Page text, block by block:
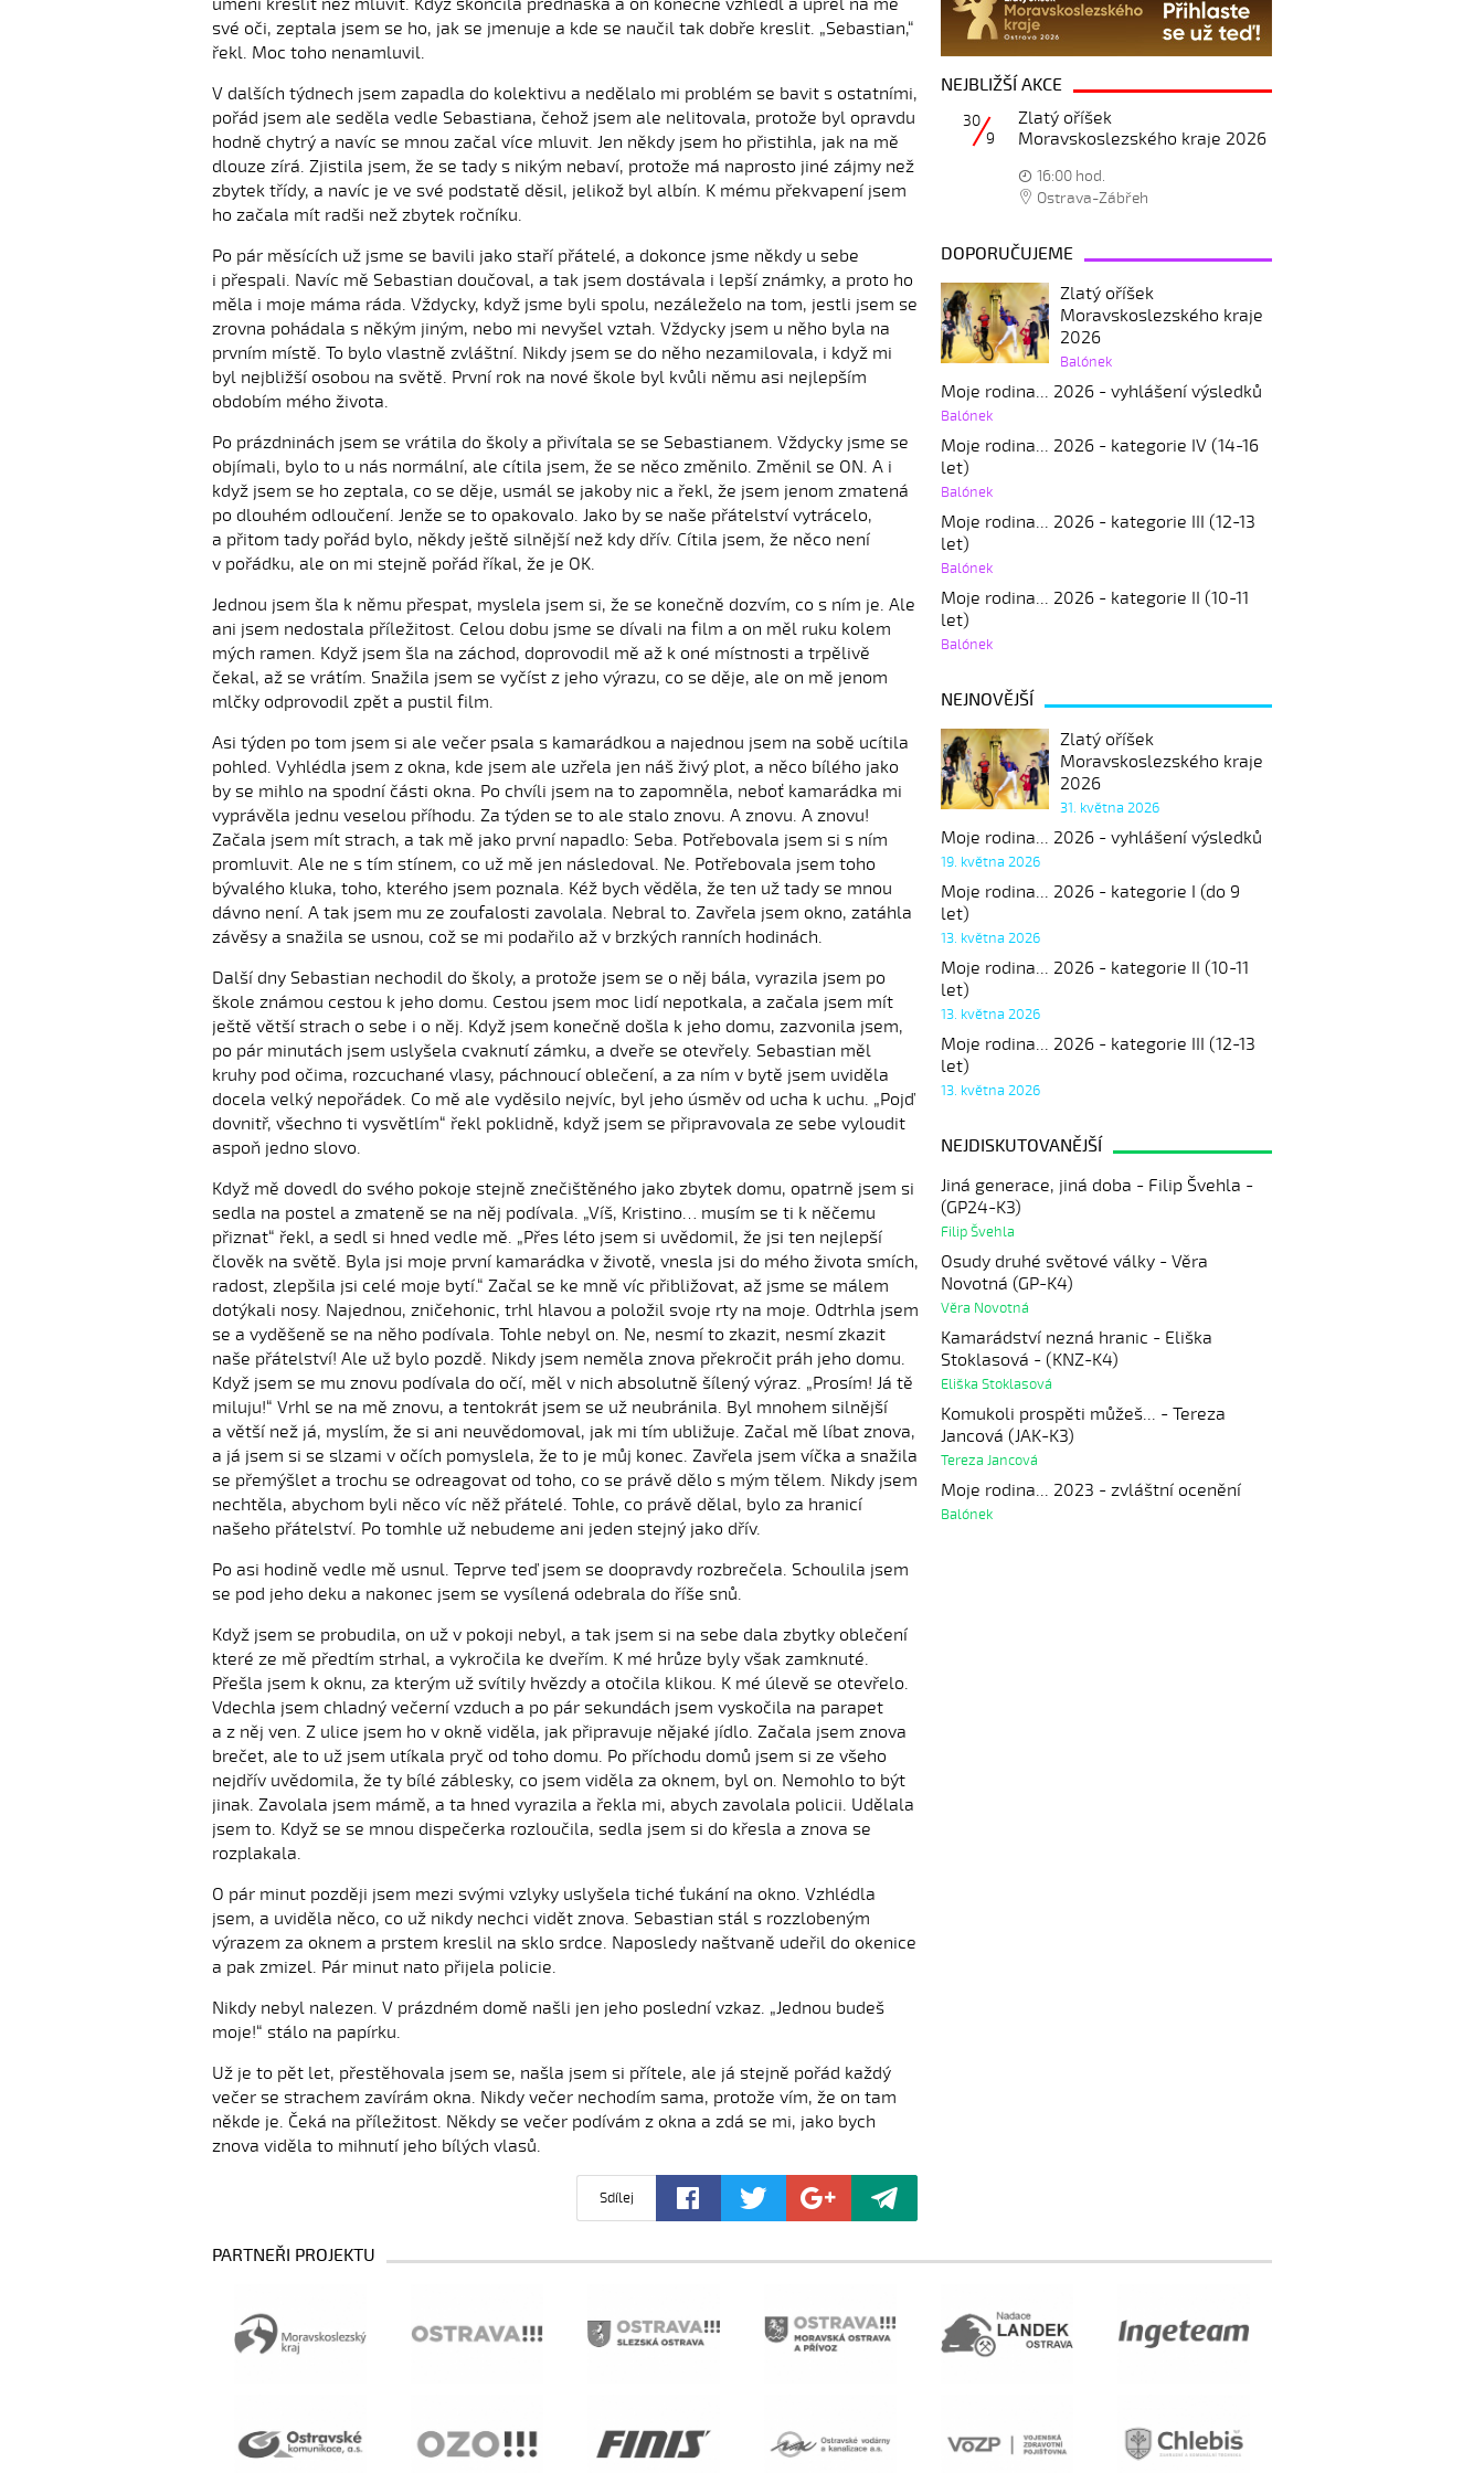
umění kreslit než mluvit. Když skončila přednáška a on konečně vzhlédl a upřel na mě
své oči, zeptala jsem se ho, jak se jmenuje a kde se naučil tak dobře kreslit. „Sebastian,“
řekl. Moc toho nenamluvil.
V dalších týdnech jsem zapadla do kolektivu a nedělalo mi problém se bavit s ostatními,
pořád jsem ale seděla vedle Sebastiana, čehož jsem ale nelitovala, protože byl opravdu
hodně chytrý a navíc se mnou začal více mluvit. Jen někdy jsem ho přistihla, jak na mě
dlouze zírá. Zjistila jsem, že se tady s nikým nebaví, protože má naprosto jiné zájmy než
zbytek třídy, a navíc je ve své podstatě děsil, jelikož byl albín. K mému překvapení jsem
ho začala mít radši než zbytek ročníku.
Po pár měsících už jsme se bavili jako staří přátelé, a dokonce jsme někdy u sebe
i přespali. Navíc mě Sebastian doučoval, a tak jsem dostávala i lepší známky, a proto ho
měla i moje máma ráda. Vždycky, když jsme byli spolu, nezáleželo na tom, jestli jsem se
zrovna pohádala s někým jiným, nebo mi nevyšel vztah. Vždycky jsem u něho byla na
prvním místě. To bylo vlastně zvláštní. Nikdy jsem se do něho nezamilovala, i když mi
byl nejbližší osobou na světě. První rok na nové škole byl kvůli němu asi nejlepším
obdobím mého života.
Po prázdninách jsem se vrátila do školy a přivítala se se Sebastianem. Vždycky jsme se
objímali, bylo to u nás normální, ale cítila jsem, že se něco změnilo. Změnil se ON. A i
když jsem se ho zeptala, co se děje, usmál se jakoby nic a řekl, že jsem jenom zmatená
po dlouhém odloučení. Jenže se to opakovalo. Jako by se naše přátelství vytrácelo,
a přitom tady pořád bylo, někdy ještě silnější než kdy dřív. Cítila jsem, že něco není
v pořádku, ale on mi stejně pořád říkal, že je OK.
Jednou jsem šla k němu přespat, myslela jsem si, že se konečně dozvím, co s ním je. Ale
ani jsem nedostala příležitost. Celou dobu jsme se dívali na film a on měl ruku kolem
mých ramen. Když jsem šla na záchod, doprovodil mě až k oné místnosti a trpělivě
čekal, až se vrátím. Snažila jsem se vyčíst z jeho výrazu, co se děje, ale on mě jenom
mlčky odprovodil zpět a pustil film.
Asi týden po tom jsem si ale večer psala s kamarádkou a najednou jsem na sobě ucítila
pohled. Vyhlédla jsem z okna, kde jsem ale uzřela jen náš živý plot, a něco bílého jako
by se mihlo na spodní části okna. Po chvíli jsem na to zapomněla, neboť kamarádka mi
vyprávěla jednu veselou příhodu. Za týden se to ale stalo znovu. A znovu. A znovu!
Začala jsem mít strach, a tak mě jako první napadlo: Seba. Potřebovala jsem si s ním
promluvit. Ale ne s tím stínem, co už mě jen následoval. Ne. Potřebovala jsem toho
bývalého kluka, toho, kterého jsem poznala. Kéž bych věděla, že ten už tady se mnou
dávno není. A tak jsem mu ze zoufalosti zavolala. Nebral to. Zavřela jsem okno, zatáhla
závěsy a snažila se usnou, což se mi podařilo až v brzkých ranních hodinách.
Další dny Sebastian nechodil do školy, a protože jsem se o něj bála, vyrazila jsem po
škole známou cestou k jeho domu. Cestou jsem moc lidí nepotkala, a začala jsem mít
ještě větší strach o sebe i o něj. Když jsem konečně došla k jeho domu, zazvonila jsem,
po pár minutách jsem uslyšela cvaknutí zámku, a dveře se otevřely. Sebastian měl
kruhy pod očima, rozcuchané vlasy, páchnoucí oblečení, a za ním v bytě jsem uviděla
docela velký nepořádek. Co mě ale vyděsilo nejvíc, byl jeho úsměv od ucha k uchu. „Pojď
dovnitř, všechno ti vysvětlím“ řekl poklidně, když jsem se připravovala ze sebe vyloudit
aspoň jedno slovo.
Když mě dovedl do svého pokoje stejně znečištěného jako zbytek domu, opatrně jsem si
sedla na postel a zmateně se na něj podívala. „Víš, Kristino… musím se ti k něčemu
přiznat“ řekl, a sedl si hned vedle mě. „Přes léto jsem si uvědomil, že jsi ten nejlepší
člověk na světě. Byla jsi moje první kamarádka v životě, vnesla jsi do mého života smích,
radost, zlepšila jsi celé moje bytí.“ Začal se ke mně víc přibližovat, až jsme se málem
dotýkali nosy. Najednou, zničehonic, trhl hlavou a položil svoje rty na moje. Odtrhla jsem
se a vyděšeně se na něho podívala. Tohle nebyl on. Ne, nesmí to zkazit, nesmí zkazit
naše přátelství! Ale už bylo pozdě. Nikdy jsem neměla znova překročit práh jeho domu.
Když jsem se mu znovu podívala do očí, měl v nich absolutně šílený výraz. „Prosím! Já tě
miluju!“ Vrhl se na mě znovu, a tentokrát jsem se už neubránila. Byl mnohem silnější
a větší než já, myslím, že si ani neuvědomoval, jak mi tím ubližuje. Začal mě líbat znova,
a já jsem si se slzami v očích pomyslela, že to je můj konec. Zavřela jsem víčka a snažila
se přemýšlet a trochu se odreagovat od toho, co se právě dělo s mým tělem. Nikdy jsem
nechtěla, abychom byli něco víc něž přátelé. Tohle, co právě dělal, bylo za hranicí
našeho přátelství. Po tomhle už nebudeme ani jeden stejný jako dřív.
Po asi hodině vedle mě usnul. Teprve teď jsem se doopravdy rozbrečela. Schoulila jsem
se pod jeho deku a nakonec jsem se vysílená odebrala do říše snů.
Když jsem se probudila, on už v pokoji nebyl, a tak jsem si na sebe dala zbytky oblečení
které ze mě předtím strhal, a vykročila ke dveřím. K mé hrůze byly však zamknuté.
Přešla jsem k oknu, za kterým už svítily hvězdy a otočila klikou. K mé úlevě se otevřelo.
Vdechla jsem chladný večerní vzduch a po pár sekundách jsem vyskočila na parapet
a z něj ven. Z ulice jsem ho v okně viděla, jak připravuje nějaké jídlo. Začala jsem znova
brečet, ale to už jsem utíkala pryč od toho domu. Po příchodu domů jsem si ze všeho
nejdřív uvědomila, že ty bílé záblesky, co jsem viděla za oknem, byl on. Nemohlo to být
jinak. Zavolala jsem mámě, a ta hned vyrazila a řekla mi, abych zavolala policii. Udělala
jsem to. Když se se mnou dispečerka rozloučila, sedla jsem si do křesla a znova se
rozplakala.
O pár minut později jsem mezi svými vzlyky uslyšela tiché ťukání na okno. Vzhlédla
jsem, a uviděla něco, co už nikdy nechci vidět znova. Sebastian stál s rozzlobeným
výrazem za oknem a prstem kreslil na sklo srdce. Naposledy naštvaně udeřil do okenice
a pak zmizel. Pár minut nato přijela policie.
Nikdy nebyl nalezen. V prázdném domě našli jen jeho poslední vzkaz. „Jednou budeš
moje!“ stálo na papírku.
Už je to pět let, přestěhovala jsem se, našla jsem si přítele, ale já stejně pořád každý
večer se strachem zavírám okna. Nikdy večer nechodím sama, protože vím, že on tam
někde je. Čeká na příležitost. Někdy se večer podívám z okna a zdá se mi, jako bych
znova viděla to mihnutí jeho bílých vlasů.
Sdílej
NEJBLIŽŠÍ AKCE
Zlatý oříšek
Moravskoslezského kraje 2026
30
9
16:00 hod.
Ostrava-Zábřeh
DOPORUČUJEME
Zlatý oříšek
Moravskoslezského kraje
2026
Balónek
Moje rodina... 2026 - vyhlášení výsledků
Balónek
Moje rodina... 2026 - kategorie IV (14-16
let)
Balónek
Moje rodina... 2026 - kategorie III (12-13
let)
Balónek
Moje rodina... 2026 - kategorie II (10-11
let)
Balónek
NEJNOVĚJŠÍ
Zlatý oříšek
Moravskoslezského kraje
2026
31. května 2026
Moje rodina... 2026 - vyhlášení výsledků
19. května 2026
Moje rodina... 2026 - kategorie I (do 9
let)
13. května 2026
Moje rodina... 2026 - kategorie II (10-11
let)
13. května 2026
Moje rodina... 2026 - kategorie III (12-13
let)
13. května 2026
NEJDISKUTOVANĚJŠÍ
Jiná generace, jiná doba - Filip Švehla -
(GP24-K3)
Filip Švehla
Osudy druhé světové války - Věra
Novotná (GP-K4)
Věra Novotná
Kamarádství nezná hranic - Eliška
Stoklasová - (KNZ-K4)
Eliška Stoklasová
Komukoli prospěti můžeš... - Tereza
Jancová (JAK-K3)
Tereza Jancová
Moje rodina... 2023 - zvláštní ocenění
Balónek
PARTNEŘI PROJEKTU